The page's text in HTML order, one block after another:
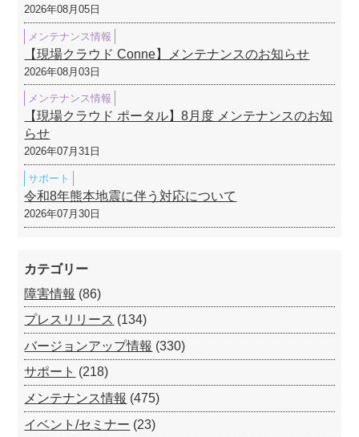
2026年08月05日
メンテナンス情報
【現場クラウド Conne】メンテナンスのお知らせ
2026年08月03日
メンテナンス情報
【現場クラウド ポータル】8月度 メンテナンスのお知
らせ
2026年07月31日
サポート
令和8年熊本地震に伴う対応について
2026年07月30日
カテゴリー
障害情報 (86)
プレスリリース (134)
バージョンアップ情報 (330)
サポート (218)
メンテナンス情報 (475)
イベント/セミナー (23)